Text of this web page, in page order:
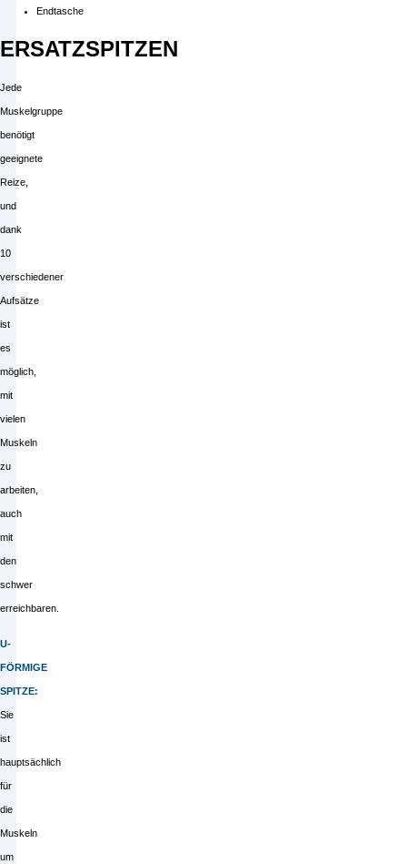
Endtasche
ERSATZSPITZEN
Jede
Muskelgruppe
benötigt
geeignete
Reize,
und
dank
10
verschiedener
Aufsätze
ist
es
möglich,
mit
vielen
Muskeln
zu
arbeiten,
auch
mit
den
schwer
erreichbaren.
U-
FÖRMIGE
SPITZE:
Sie
ist
hauptsächlich
für
die
Muskeln
um